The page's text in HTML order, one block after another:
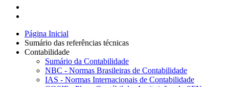
Página Inicial
Sumário das referências técnicas
Contabilidade
Sumário da Contabilidade
NBC - Normas Brasileiras de Contabilidade
IAS - Normas Internacionais de Contabilidade